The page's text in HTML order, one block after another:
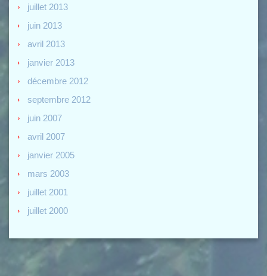
juillet 2013
juin 2013
avril 2013
janvier 2013
décembre 2012
septembre 2012
juin 2007
avril 2007
janvier 2005
mars 2003
juillet 2001
juillet 2000